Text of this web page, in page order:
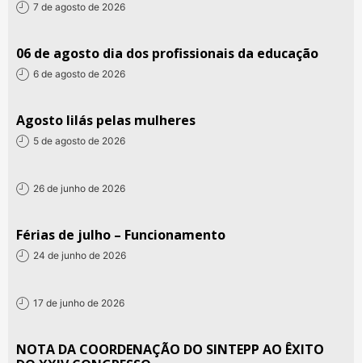
7 de agosto de 2026
06 de agosto dia dos profissionais da educação
6 de agosto de 2026
Agosto lilás pelas mulheres
5 de agosto de 2026
26 de junho de 2026
Férias de julho – Funcionamento
24 de junho de 2026
17 de junho de 2026
NOTA DA COORDENAÇÃO DO SINTEPP AO ÊXITO